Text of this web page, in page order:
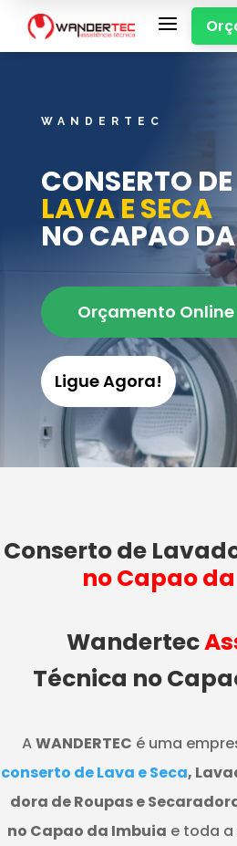
a
WANDERTEC
CONSERTO DE
LAVA E SECA
NO CAPAO
Orçamento Online
Ligue Agora!
Conserto de
no Capao
Wandertec
Técnica no
AWANDERTEC é uma
conserto de Lava e Seca,
dora de Roupas e
no Capao da Imbuia e toda